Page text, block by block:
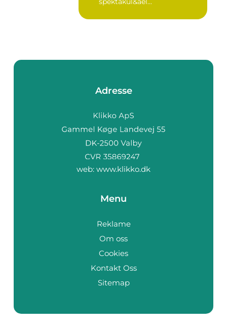
Adresse
web: www.klikko.dk
Menu
Reklame
Om oss
Cookies
Kontakt Oss
Sitemap